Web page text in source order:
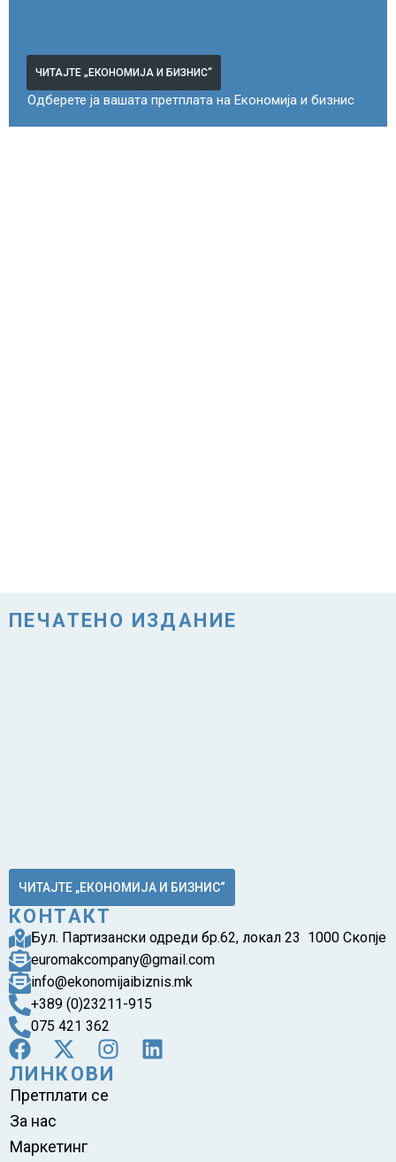
ЧИТАЈТЕ „ЕКОНОМИЈА И БИЗНИС“
Одберете ја вашата претплата на Економија и бизнис
ПЕЧАТЕНО ИЗДАНИЕ
ЧИТАЈТЕ „ЕКОНОМИЈА И БИЗНИС“
КОНТАКТ
Бул. Партизански одреди бр.62, локал 23 1000 Скопје
euromakcompany@gmail.com
info@ekonomijaibiznis.mk
+389 (0)23211-915
075 421 362
ЛИНКОВИ
Претплати се
За нас
Маркетинг